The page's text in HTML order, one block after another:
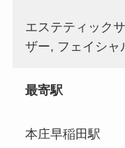
エステティック
ザー, フェイシャ
最寄駅
本庄早稲田駅